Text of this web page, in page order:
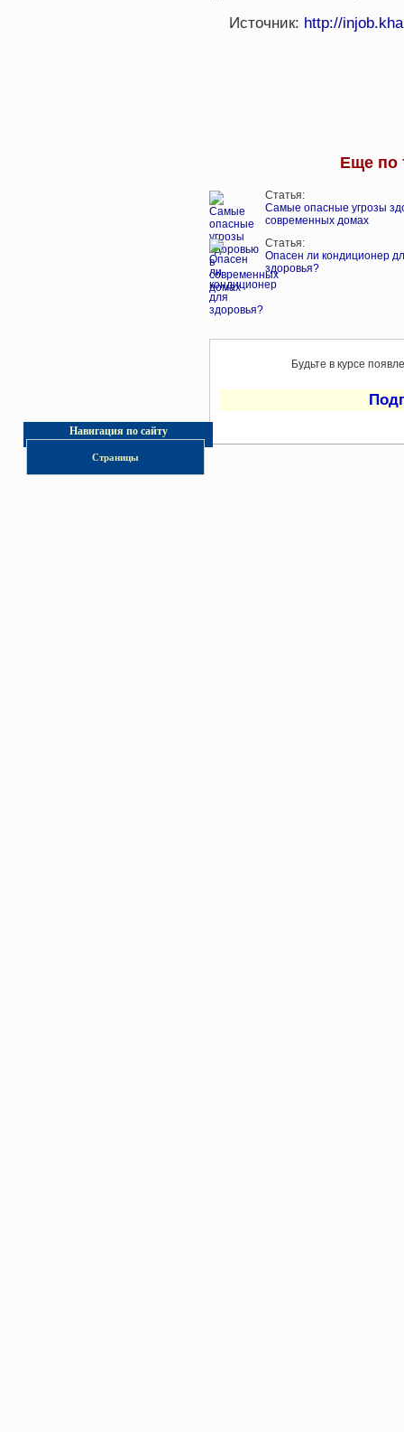
Источник: http://
Еще по
Статья:
Самые опасные угрозы
современных домах
Статья:
Опасен ли кондиционер
здоровья?
Будьте в курсе
Навигация по сайту
Страницы